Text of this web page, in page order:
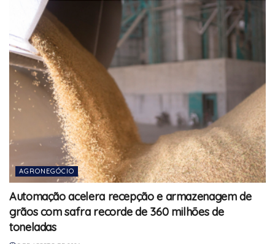
AGRONEGÓCIO
Automação acelera recepção e armazenagem de
grãos com safra recorde de 360 milhões de
toneladas